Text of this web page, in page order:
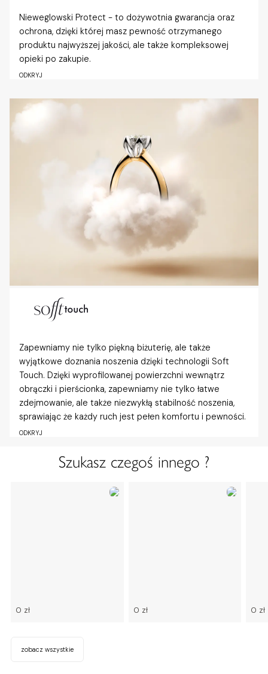
Nieweglowski Protect - to dożywotnia gwarancja oraz
ochrona, dzięki której masz pewność otrzymanego
produktu najwyższej jakości, ale także kompleksowej
opieki po zakupie.
ODKRYJ
Zapewniamy nie tylko piękną biżuterię, ale także
wyjątkowe doznania noszenia dzięki technologii Soft
Touch. Dzięki wyprofilowanej powierzchni wewnątrz
obrączki i pierścionka, zapewniamy nie tylko łatwe
zdejmowanie, ale także niezwykłą stabilność noszenia,
sprawiając że każdy ruch jest pełen komfortu i pewności.
ODKRYJ
Szukasz czegoś innego ?
0 zł 0 zł 0 zł
zobacz wszystkie